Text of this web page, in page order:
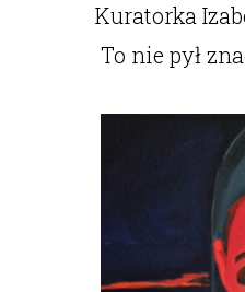
Kuratorka
To nie pył